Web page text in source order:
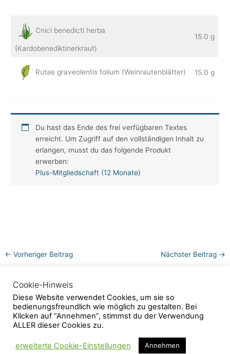
Cnici benedicti herba
(Kardobenediktinerkraut)
15.0 g
Rutae graveolentis folium (Weinrautenblätter) 15.0 g
Du hast das Ende des frei verfügbaren Textes
erreicht. Um Zugriff auf den vollständigen Inhalt zu
erlangen, musst du das folgende Produkt
erwerben:
Plus-Mitgliedschaft (12 Monate)
← Vorheriger Beitrag Nächster Beitrag →
Kontakt
Datenschutzerklärung
Copyright © 2026 Salvia-Heilpflanzenschule
Vertrag widerrufen
Cookie-Hinweis
Diese Website verwendet Cookies, um sie so
bedienungsfreundlich wie möglich zu gestalten. Bei
Klicken auf “Annehmen”, stimmst du der Verwendung
ALLER dieser Cookies zu.
erweiterte Cookie-Einstellungen Annehmen